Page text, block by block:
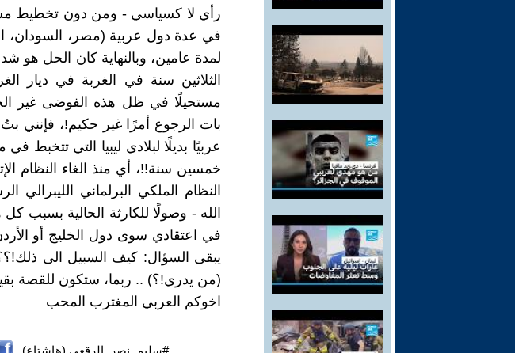
رأي لا كسياسي - ومن دون تخطيط
في عدة دول عربية (مصر، السودان،
لمدة عامين، وبالنهاية كان الحل هو
الثلاثين سنة في الغربة في ديار
مستحيلًا في ظل هذه الفوضى غير
بات الرجوع أمرًا غير حكيم!، فإنني
عربيًا بديلًا لبلادي ليبيا التي تتخبط
النظام الملكي البرلماني
الله - وصولًا للكارثة الحالية بسبب
في اعتقادي سوى دول الخليج أو
يبقى السؤال: كيف السبيل الى
(من يدري!؟) .. ربما، ستكون للقصة
اخوكم العربي المغترب المحب
#سليم_نصر_الرقعي (هاشتاغ)